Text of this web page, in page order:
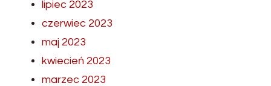
lipiec 2023
czerwiec 2023
maj 2023
kwiecień 2023
marzec 2023